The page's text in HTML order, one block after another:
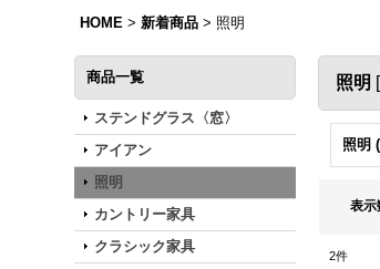
HOME > 新着商品 > 照明
商品一覧
ステンドグラス〈窓〉
アイアン
照明
カントリー家具
クラシック家具
照明 [
照明
表示
2件